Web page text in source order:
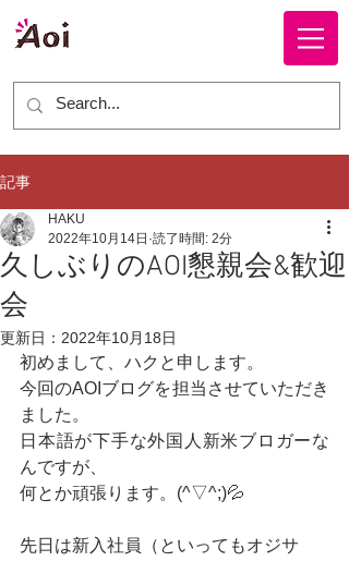
記事
久しぶりのAOI懇親会&歓迎
会
HAKU
2022年10月14日 読了時間: 2分
更新日： 2022年10月18日
初めまして、ハクと申します。
今回のAOIブログを担当させていただき
ました。
日本語が下手な外国人新米ブロガーな
んですが、
何とか頑張ります。(^▽^;)💦
先日は新入社員（といってもオジサ